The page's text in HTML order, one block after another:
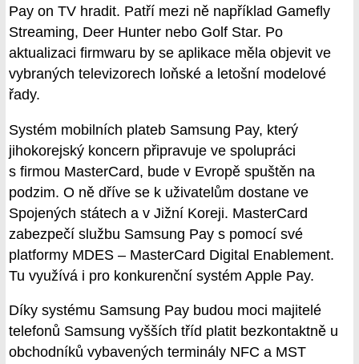
Pay on TV hradit. Patří mezi ně například Gamefly
Streaming, Deer Hunter nebo Golf Star. Po
aktualizaci firmwaru by se aplikace měla objevit ve
vybraných televizorech loňské a letošní modelové
řady.
Systém mobilních plateb Samsung Pay, který
jihokorejský koncern připravuje ve spolupráci
s firmou MasterCard, bude v Evropě spuštěn na
podzim. O ně dříve se k uživatelům dostane ve
Spojených státech a v Jižní Koreji. MasterCard
zabezpečí službu Samsung Pay s pomocí své
platformy MDES – MasterCard Digital Enablement.
Tu využívá i pro konkurenční systém Apple Pay.
Díky systému Samsung Pay budou moci majitelé
telefonů Samsung vyšších tříd platit bezkontaktně u
obchodníků vybavených terminály NFC a MST